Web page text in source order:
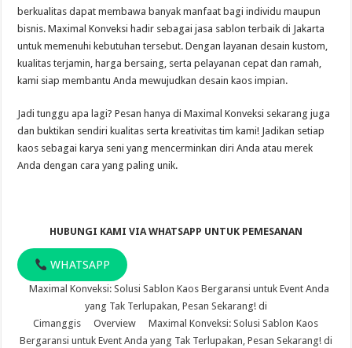
berkualitas dapat membawa banyak manfaat bagi individu maupun
bisnis. Maximal Konveksi hadir sebagai jasa sablon terbaik di Jakarta
untuk memenuhi kebutuhan tersebut. Dengan layanan desain kustom,
kualitas terjamin, harga bersaing, serta pelayanan cepat dan ramah,
kami siap membantu Anda mewujudkan desain kaos impian.
Jadi tunggu apa lagi? Pesan hanya di Maximal Konveksi sekarang juga
dan buktikan sendiri kualitas serta kreativitas tim kami! Jadikan setiap
kaos sebagai karya seni yang mencerminkan diri Anda atau merek
Anda dengan cara yang paling unik.
HUBUNGI KAMI VIA WHATSAPP UNTUK PEMESANAN
WHATSAPP
Maximal Konveksi: Solusi Sablon Kaos Bergaransi untuk Event Anda
yang Tak Terlupakan, Pesan Sekarang! di
Cimanggis
Overview
Maximal Konveksi: Solusi Sablon Kaos
Bergaransi untuk Event Anda yang Tak Terlupakan, Pesan Sekarang! di